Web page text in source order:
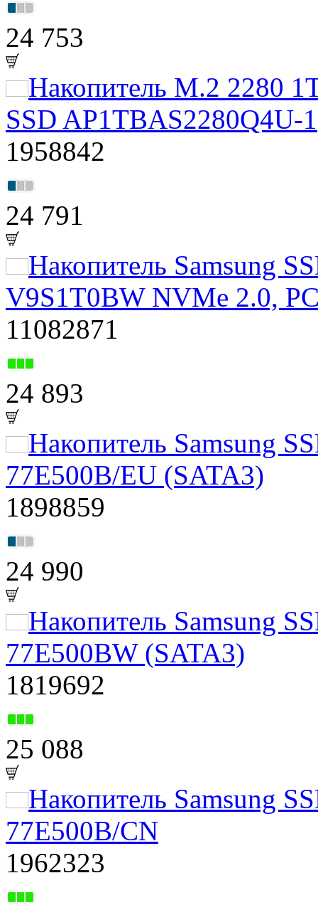
24 753
Накопитель M.2 2280
SSD AP1TBAS2280Q4U-1
1958842
24 791
Накопитель Samsung
V9S1T0BW NVMe 2.0,
11082871
24 893
Накопитель Samsung
77E500B/EU (SATA3)
1898859
24 990
Накопитель Samsung
77E500BW (SATA3)
1819692
25 088
Накопитель Samsung
77E500B/CN
1962323